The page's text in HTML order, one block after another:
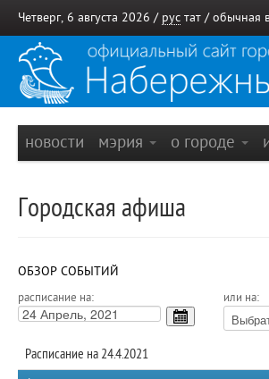
Четверг, 6 августа 2026 / рус тат / обычная
новости мэрия о городе
Городская афиша
ОБЗОР СОБЫТИЙ
расписание на: или на:
Расписание на 24.4.2021